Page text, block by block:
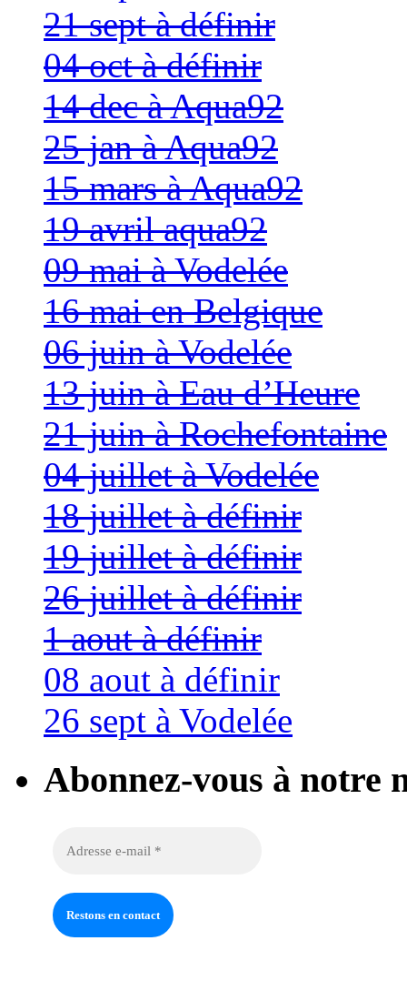
21 sept à définir
04 oct à définir
14 dec à Aqua92
25 jan à Aqua92
15 mars à Aqua92
19 avril aqua92
09 mai à Vodelée
16 mai en Belgique
06 juin à Vodelée
13 juin à Eau d’Heure
21 juin à Rochefontaine
04 juillet à Vodelée
18 juillet à définir
19 juillet à définir
26 juillet à définir
1 aout à définir
08 aout à définir
26 sept à Vodelée
Abonnez-vous à notre